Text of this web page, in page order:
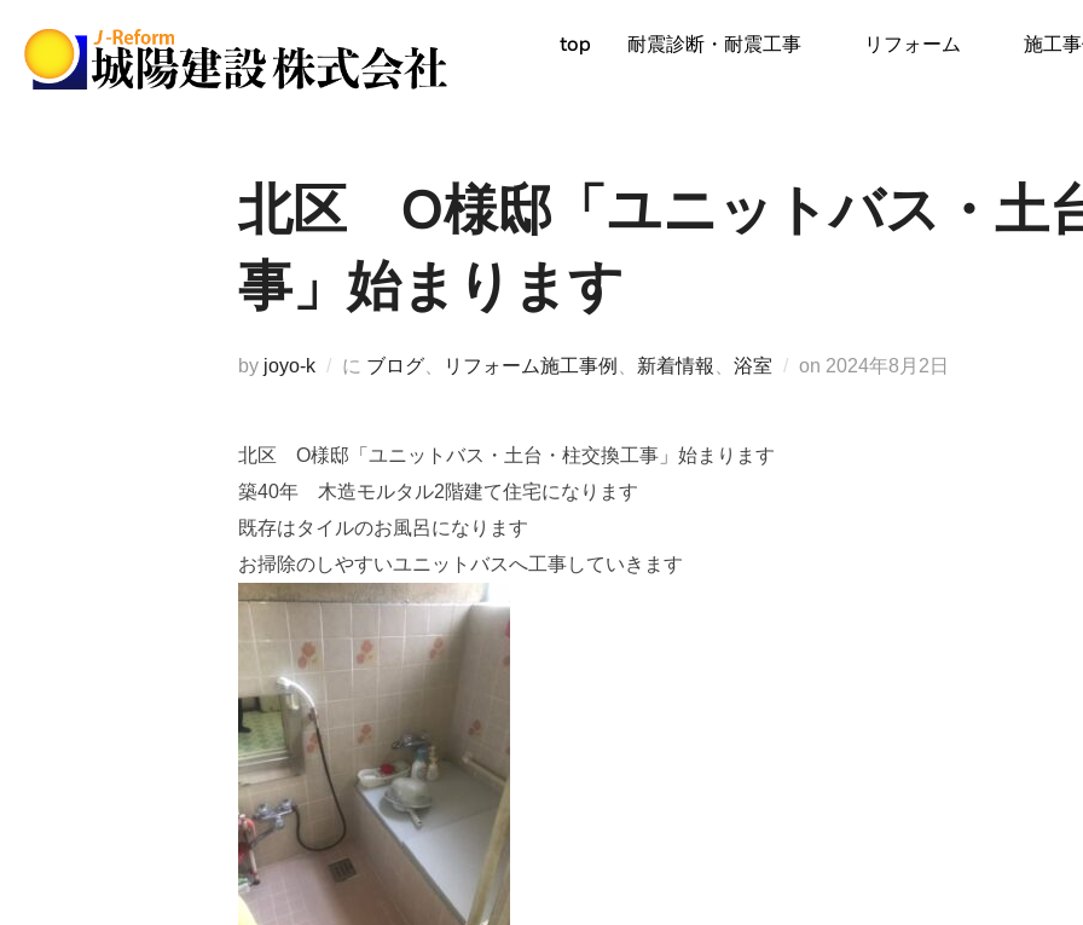
top 耐震診断・耐震工事 リフォーム 施工
北区 O様邸「ユニットバス・土
事」始まります
by joyo-k に ブログ リフォーム施工事例 新着情報 浴室 on 投
2024年8月2日
北区 O様邸「ユニットバス・土台・柱交換工事」始まります
築40年 木造モルタル2階建て住宅になります
既存はタイルのお風呂になります
お掃除のしやすいユニットバスへ工事していきます